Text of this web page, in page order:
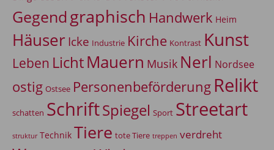
Gegendgraphisch Handwerk Heim
Häuser Icke Industrie Kirche Kontrast Kunst
Leben LichtMauern Musik Nerl Nordsee
ostig Ostsee Personenbeförderung Relikt
schatten SchriftSpiegel Sport Streetart
struktur Technik Tiere tote Tiere treppen verdreht